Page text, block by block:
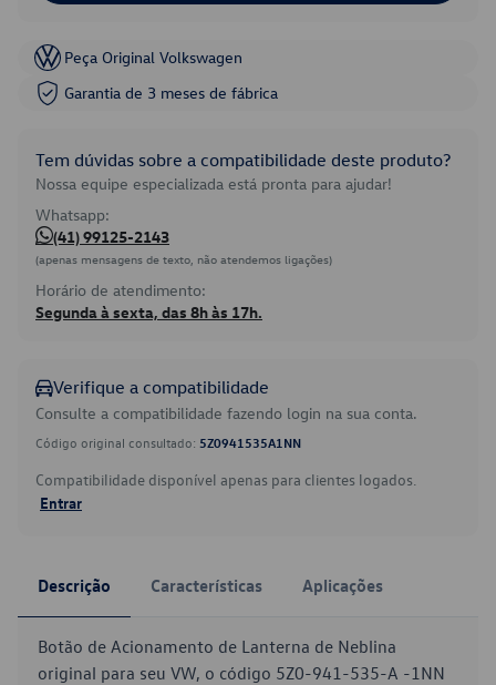
Peça Original Volkswagen
Garantia de 3 meses de fábrica
Tem dúvidas sobre a compatibilidade deste produto?
Nossa equipe especializada está pronta para ajudar!
Whatsapp:
(41) 99125-2143
(apenas mensagens de texto, não atendemos ligações)
Horário de atendimento:
Segunda à sexta, das 8h às 17h.
Verifique a compatibilidade
Consulte a compatibilidade fazendo login na sua conta.
Código original consultado: 5Z0941535A1NN
Compatibilidade disponível apenas para clientes logados.
Entrar
Descrição Características Aplicações
Botão de Acionamento de Lanterna de Neblina
original para seu VW, o código 5Z0-941-535-A -1NN